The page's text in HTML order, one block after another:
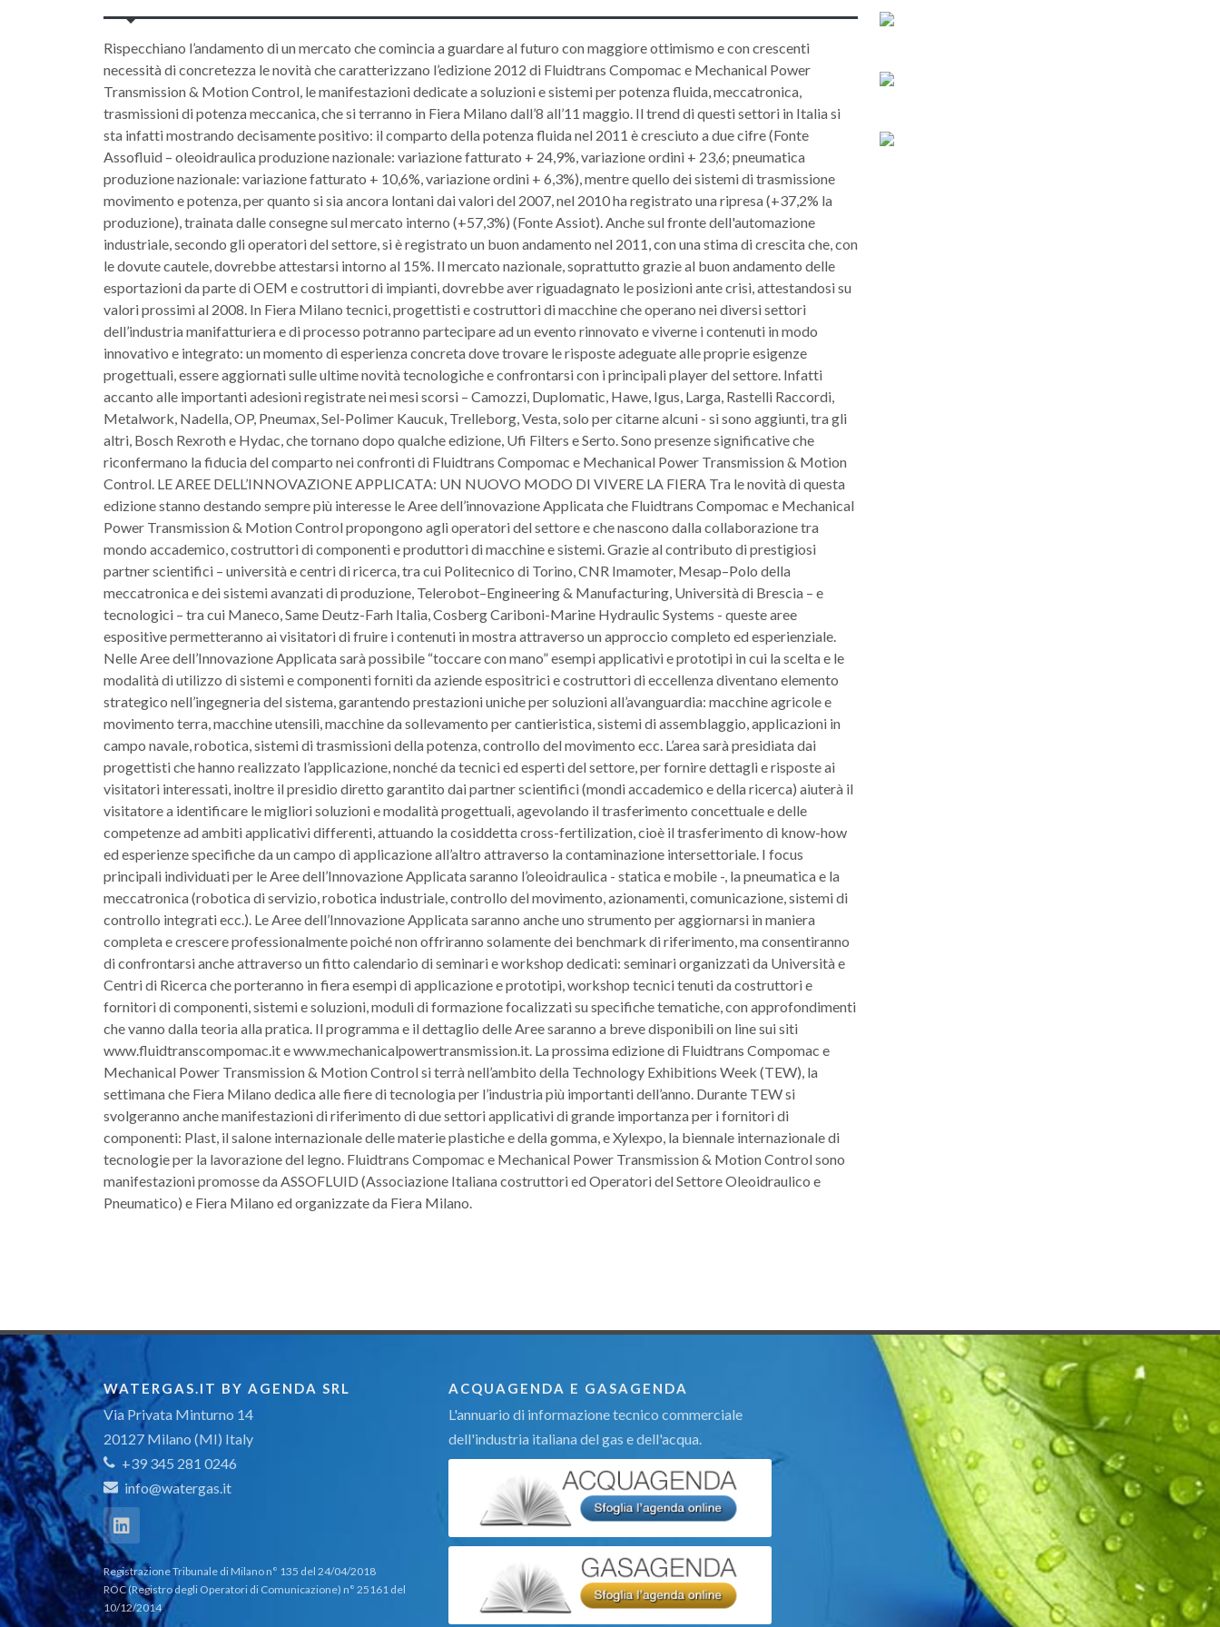
Rispecchiano l’andamento di un mercato che comincia a guardare al futuro con maggiore ottimismo e con crescenti
necessità di concretezza le novità che caratterizzano l’edizione 2012 di Fluidtrans Compomac e Mechanical Power
Transmission & Motion Control, le manifestazioni dedicate a soluzioni e sistemi per potenza fluida, meccatronica,
trasmissioni di potenza meccanica, che si terranno in Fiera Milano dall’8 all’11 maggio. Il trend di questi settori in Italia si
sta infatti mostrando decisamente positivo: il comparto della potenza fluida nel 2011 è cresciuto a due cifre (Fonte
Assofluid – oleoidraulica produzione nazionale: variazione fatturato + 24,9%, variazione ordini + 23,6; pneumatica
produzione nazionale: variazione fatturato + 10,6%, variazione ordini + 6,3%), mentre quello dei sistemi di trasmissione
movimento e potenza, per quanto si sia ancora lontani dai valori del 2007, nel 2010 ha registrato una ripresa (+37,2% la
produzione), trainata dalle consegne sul mercato interno (+57,3%) (Fonte Assiot). Anche sul fronte dell'automazione
industriale, secondo gli operatori del settore, si è registrato un buon andamento nel 2011, con una stima di crescita che, con
le dovute cautele, dovrebbe attestarsi intorno al 15%. Il mercato nazionale, soprattutto grazie al buon andamento delle
esportazioni da parte di OEM e costruttori di impianti, dovrebbe aver riguadagnato le posizioni ante crisi, attestandosi su
valori prossimi al 2008. In Fiera Milano tecnici, progettisti e costruttori di macchine che operano nei diversi settori
dell’industria manifatturiera e di processo potranno partecipare ad un evento rinnovato e viverne i contenuti in modo
innovativo e integrato: un momento di esperienza concreta dove trovare le risposte adeguate alle proprie esigenze
progettuali, essere aggiornati sulle ultime novità tecnologiche e confrontarsi con i principali player del settore. Infatti
accanto alle importanti adesioni registrate nei mesi scorsi – Camozzi, Duplomatic, Hawe, Igus, Larga, Rastelli Raccordi,
Metalwork, Nadella, OP, Pneumax, Sel-Polimer Kaucuk, Trelleborg, Vesta, solo per citarne alcuni - si sono aggiunti, tra gli
altri, Bosch Rexroth e Hydac, che tornano dopo qualche edizione, Ufi Filters e Serto. Sono presenze significative che
riconfermano la fiducia del comparto nei confronti di Fluidtrans Compomac e Mechanical Power Transmission & Motion
Control. LE AREE DELL’INNOVAZIONE APPLICATA: UN NUOVO MODO DI VIVERE LA FIERA Tra le novità di questa
edizione stanno destando sempre più interesse le Aree dell’innovazione Applicata che Fluidtrans Compomac e Mechanical
Power Transmission & Motion Control propongono agli operatori del settore e che nascono dalla collaborazione tra
mondo accademico, costruttori di componenti e produttori di macchine e sistemi. Grazie al contributo di prestigiosi
partner scientifici – università e centri di ricerca, tra cui Politecnico di Torino, CNR Imamoter, Mesap–Polo della
meccatronica e dei sistemi avanzati di produzione, Telerobot–Engineering & Manufacturing, Università di Brescia – e
tecnologici – tra cui Maneco, Same Deutz-Farh Italia, Cosberg Cariboni-Marine Hydraulic Systems - queste aree
espositive permetteranno ai visitatori di fruire i contenuti in mostra attraverso un approccio completo ed esperienziale.
Nelle Aree dell’Innovazione Applicata sarà possibile “toccare con mano” esempi applicativi e prototipi in cui la scelta e le
modalità di utilizzo di sistemi e componenti forniti da aziende espositrici e costruttori di eccellenza diventano elemento
strategico nell’ingegneria del sistema, garantendo prestazioni uniche per soluzioni all’avanguardia: macchine agricole e
movimento terra, macchine utensili, macchine da sollevamento per cantieristica, sistemi di assemblaggio, applicazioni in
campo navale, robotica, sistemi di trasmissioni della potenza, controllo del movimento ecc. L’area sarà presidiata dai
progettisti che hanno realizzato l’applicazione, nonché da tecnici ed esperti del settore, per fornire dettagli e risposte ai
visitatori interessati, inoltre il presidio diretto garantito dai partner scientifici (mondi accademico e della ricerca) aiuterà il
visitatore a identificare le migliori soluzioni e modalità progettuali, agevolando il trasferimento concettuale e delle
competenze ad ambiti applicativi differenti, attuando la cosiddetta cross-fertilization, cioè il trasferimento di know-how
ed esperienze specifiche da un campo di applicazione all’altro attraverso la contaminazione intersettoriale. I focus
principali individuati per le Aree dell’Innovazione Applicata saranno l’oleoidraulica - statica e mobile -, la pneumatica e la
meccatronica (robotica di servizio, robotica industriale, controllo del movimento, azionamenti, comunicazione, sistemi di
controllo integrati ecc.). Le Aree dell’Innovazione Applicata saranno anche uno strumento per aggiornarsi in maniera
completa e crescere professionalmente poiché non offriranno solamente dei benchmark di riferimento, ma consentiranno
di confrontarsi anche attraverso un fitto calendario di seminari e workshop dedicati: seminari organizzati da Università e
Centri di Ricerca che porteranno in fiera esempi di applicazione e prototipi, workshop tecnici tenuti da costruttori e
fornitori di componenti, sistemi e soluzioni, moduli di formazione focalizzati su specifiche tematiche, con approfondimenti
che vanno dalla teoria alla pratica. Il programma e il dettaglio delle Aree saranno a breve disponibili on line sui siti
www.fluidtranscompomac.it e www.mechanicalpowertransmission.it. La prossima edizione di Fluidtrans Compomac e
Mechanical Power Transmission & Motion Control si terrà nell’ambito della Technology Exhibitions Week (TEW), la
settimana che Fiera Milano dedica alle fiere di tecnologia per l’industria più importanti dell’anno. Durante TEW si
svolgeranno anche manifestazioni di riferimento di due settori applicativi di grande importanza per i fornitori di
componenti: Plast, il salone internazionale delle materie plastiche e della gomma, e Xylexpo, la biennale internazionale di
tecnologie per la lavorazione del legno. Fluidtrans Compomac e Mechanical Power Transmission & Motion Control sono
manifestazioni promosse da ASSOFLUID (Associazione Italiana costruttori ed Operatori del Settore Oleoidraulico e
Pneumatico) e Fiera Milano ed organizzate da Fiera Milano.
WATERGAS.IT BY AGENDA SRL
Via Privata Minturno 14
20127 Milano (MI) Italy
+39 345 281 0246
info@watergas.it
Registrazione Tribunale di Milano n° 135 del 24/04/2018
ROC (Registro degli Operatori di Comunicazione) n° 25161 del
10/12/2014
ACQUAGENDA E GASAGENDA
L'annuario di informazione tecnico commerciale
dell'industria italiana del gas e dell'acqua.